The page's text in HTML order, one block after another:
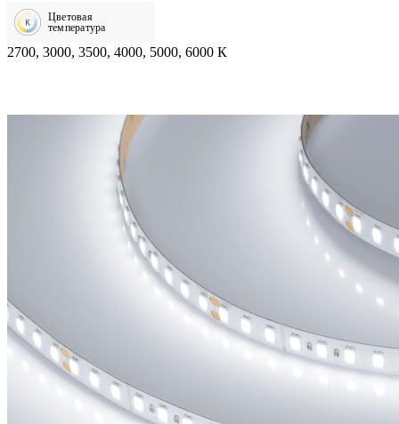
Цветовая
температура
2700, 3000, 3500, 4000, 5000, 6000 К